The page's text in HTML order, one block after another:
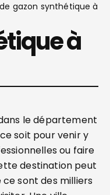
gazon synthétique à
à
le département
soit pour venir y
ou faire
destination peut
sont des milliers